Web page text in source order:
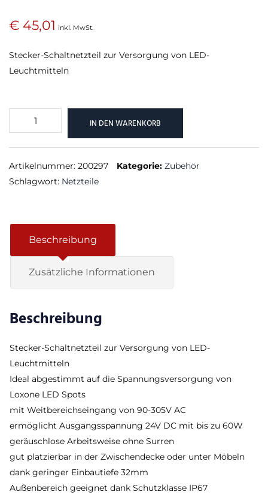
€ 45,01 inkl. MwSt.
Stecker-Schaltnetzteil zur Versorgung von LED-
Leuchtmitteln
Schalternetzteil
24V,
2,5A
Menge
IN DEN WARENKORB
Artikelnummer: 200297 Kategorie: Zubehör
Schlagwort: Netzteile
Beschreibung
Zusätzliche Informationen
Beschreibung
Stecker-Schaltnetzteil zur Versorgung von LED-
Leuchtmitteln
Ideal abgestimmt auf die Spannungsversorgung von
Loxone LED Spots
mit Weitbereichseingang von 90-305V AC
ermöglicht Ausgangsspannung 24V DC mit bis zu 60W
geräuschlose Arbeitsweise ohne Surren
gut platzierbar in der Zwischendecke oder unter Möbeln
dank geringer Einbautiefe 32mm
Außenbereich geeignet dank Schutzklasse IP67